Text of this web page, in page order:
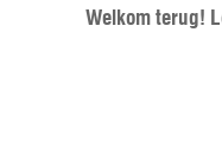
Welkom terug!